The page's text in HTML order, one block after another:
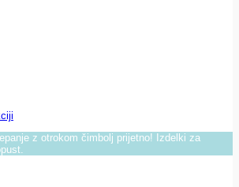
z otrokom čimbolj prijetno! Izdelki za